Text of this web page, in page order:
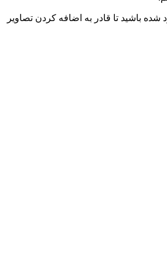
باشید تا قادر به اضافه کردن تصاویر